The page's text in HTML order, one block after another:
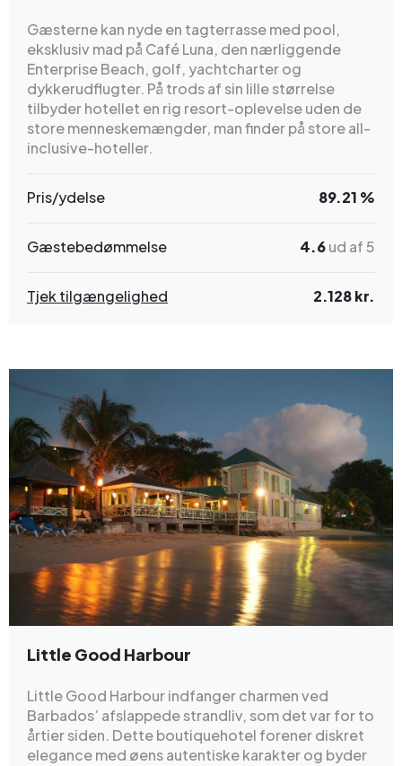
Gæsterne kan nyde en tagterrasse med pool,
eksklusiv mad på Café Luna, den nærliggende
Enterprise Beach, golf, yachtcharter og
dykkerudflugter. På trods af sin lille størrelse
tilbyder hotellet en rig resort-oplevelse uden de
store menneskemængder, man finder på store all-
inclusive-hoteller.
Pris/ydelse 89.21 %
Gæstebedømmelse 4.6ud af 5
Tjek tilgængelighed 2.128 kr.
Little Good Harbour
Little Good Harbour indfanger charmen ved
Barbados’ afslappede strandliv, som det var for to
årtier siden. Dette boutiquehotel forener diskret
elegance med øens autentiske karakter og byder